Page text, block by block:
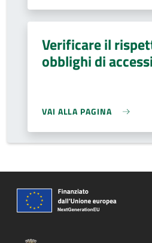
Verificare il
obblighi di
VAI ALLA PAGINA